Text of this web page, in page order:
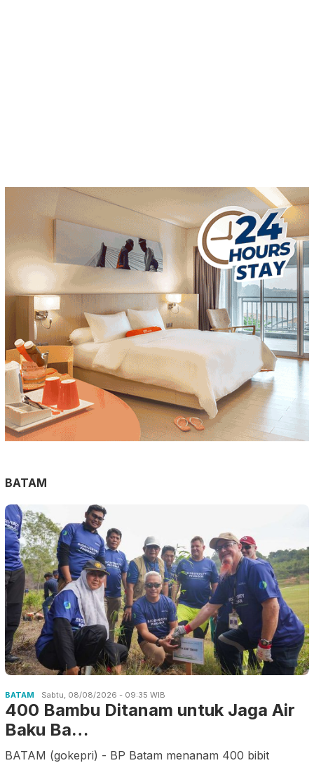
BATAM
BATAM Sabtu, 08/08/2026 - 09:35 WIB
400 Bambu Ditanam untuk Jaga Air
Baku Ba…
BATAM (gokepri) - BP Batam menanam 400 bibit